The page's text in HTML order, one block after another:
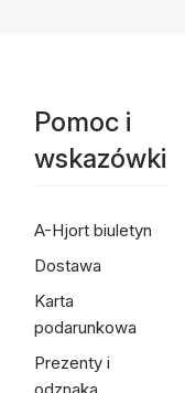
Pomoc i
wskazówki
A-Hjort biuletyn
Dostawa
Karta
podarunkowa
Prezenty i